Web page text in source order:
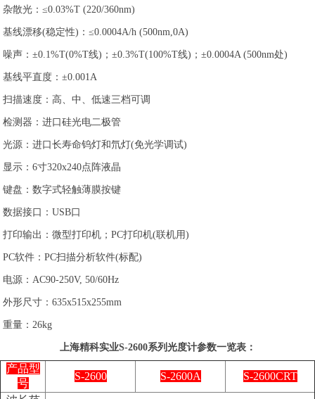
杂散光：≤0.03%T (220/360nm)
基线漂移(稳定性)：≤0.0004A/h (500nm,0A)
噪声：±0.1%T(0%T线)；±0.3%T(100%T线)；±0.0004A (500nm处)
基线平直度：±0.001A
扫描速度：高、中、低速三档可调
检测器：进口硅光电二极管
光源：进口长寿命钨灯和氘灯(免光学调试)
显示：6寸320x240点阵液晶
键盘：数字式轻触薄膜按键
数据接口：USB口
打印输出：微型打印机；PC打印机(联机用)
PC软件：PC扫描分析软件(标配)
电源：AC90-250V, 50/60Hz
外形尺寸：635x515x255mm
重量：26kg
上海精科实业S-2600系列光度计参数一览表：
产品型
号
S-2600 S-2600A
S-2600CRT